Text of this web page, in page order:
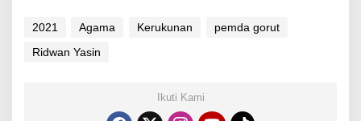
2021 Agama Kerukunan
pemda gorut
Ridwan Yasin
Ikuti Kami